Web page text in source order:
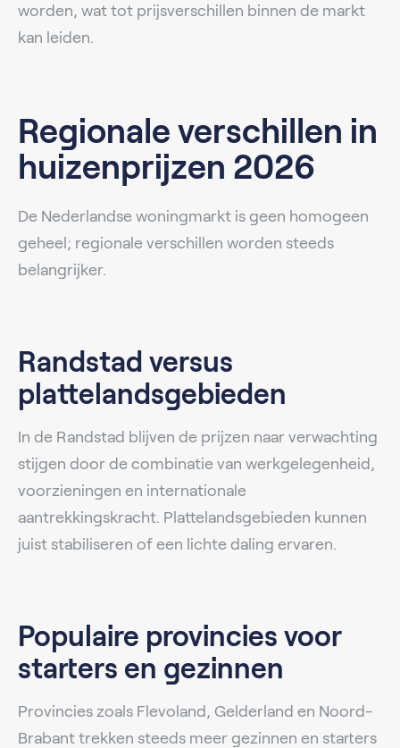
worden, wat tot prijsverschillen binnen de markt
kan leiden.
Regionale verschillen in
huizenprijzen 2026
De Nederlandse woningmarkt is geen homogeen
geheel; regionale verschillen worden steeds
belangrijker.
Randstad versus
plattelandsgebieden
In de Randstad blijven de prijzen naar verwachting
stijgen door de combinatie van werkgelegenheid,
voorzieningen en internationale
aantrekkingskracht. Plattelandsgebieden kunnen
juist stabiliseren of een lichte daling ervaren.
Populaire provincies voor
starters en gezinnen
Provincies zoals Flevoland, Gelderland en Noord-
Brabant trekken steeds meer gezinnen en starters